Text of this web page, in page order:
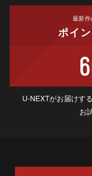
最新作
ポイ
U-NEXTがお届けす
お